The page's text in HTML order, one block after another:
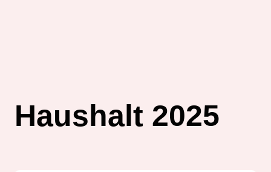
Haushalt 2025